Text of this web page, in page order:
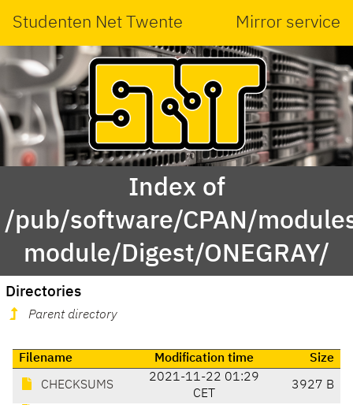
Studenten Net Twente Mirror service
Index of
/pub/software/CPAN/
module/Digest/ONEGRAY/
Directories
Parent directory
Filename Modification time Size
CHECKSUMS
2021-11-22 01:29
CET
3927 B